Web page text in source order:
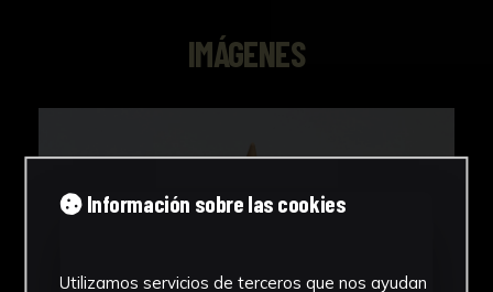
IMÁGENES
Información sobre las cookies
Utilizamos servicios de terceros que nos ayudan